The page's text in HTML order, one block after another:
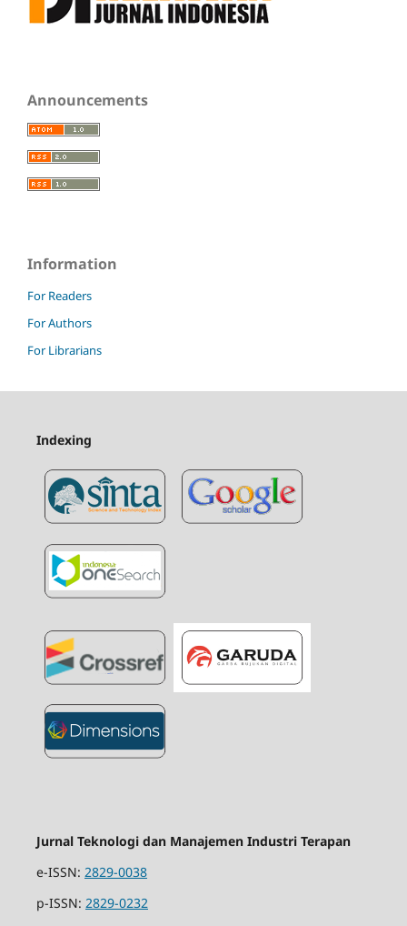
Announcements
Information
For Readers
For Authors
For Librarians
Indexing
Jurnal Teknologi dan Manajemen Industri Terapan
e-ISSN: 2829-0038
p-ISSN: 2829-0232